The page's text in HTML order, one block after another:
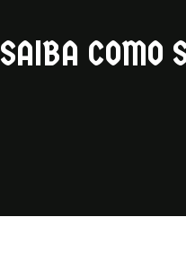
SAIBA COMO